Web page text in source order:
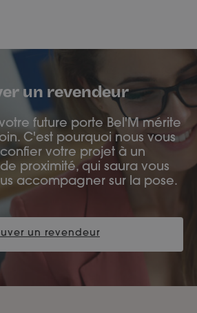
un revendeur
future porte Bel'M mérite
C'est pourquoi nous vous
votre projet à un
proximité, qui saura vous
accompagner sur la pose.
un revendeur